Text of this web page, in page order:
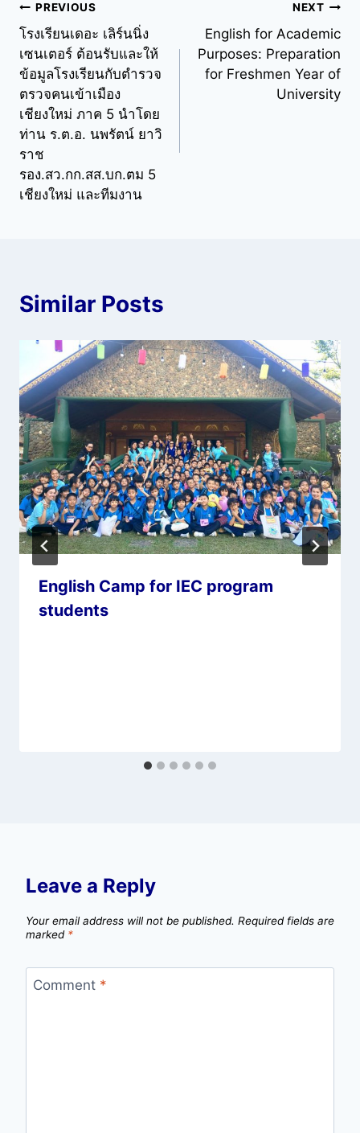
PREVIOUS
โรงเรียนเดอะ เลิร์นนิ่ง
เซนเตอร์ ต้อนรับและให้
ข้อมูลโรงเรียนกับตำรวจ
ตรวจคนเข้าเมือง
เชียงใหม่ ภาค 5 นำโดย
ท่าน ร.ต.อ. นพรัตน์ ยาวิ
ราช
รอง.สว.กก.สส.บก.ตม 5
เชียงใหม่ และทีมงาน
NEXT
English for Academic
Purposes: Preparation
for Freshmen Year of
University
Similar Posts
English Camp for IEC program
students
Leave a Reply
Your email address will not be published. Required fields are
marked *
Comment *